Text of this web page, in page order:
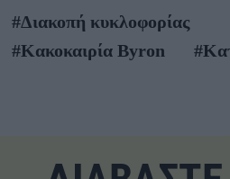
#Διακοπή κυκλοφορίας
#Κακοκαιρία Byron